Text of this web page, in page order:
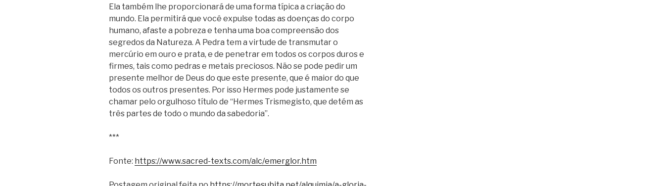
Ela também lhe proporcionará de uma forma típica a criação do
mundo. Ela permitirá que você expulse todas as doenças do corpo
humano, afaste a pobreza e tenha uma boa compreensão dos
segredos da Natureza. A Pedra tem a virtude de transmutar o
mercúrio em ouro e prata, e de penetrar em todos os corpos duros e
firmes, tais como pedras e metais preciosos. Não se pode pedir um
presente melhor de Deus do que este presente, que é maior do que
todos os outros presentes. Por isso Hermes pode justamente se
chamar pelo orgulhoso título de “Hermes Trismegisto, que detém as
três partes de todo o mundo da sabedoria”.
***
Fonte: https://www.sacred-texts.com/alc/emerglor.htm